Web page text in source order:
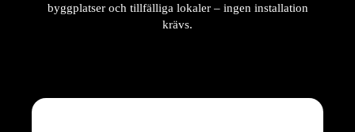
byggplatser och tillfälliga lokaler – ingen installation
krävs.